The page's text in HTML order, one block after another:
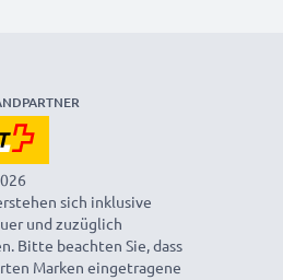
sich inklusive
und zuzüglich
Bitte beachten Sie, dass
Marken eingetragene